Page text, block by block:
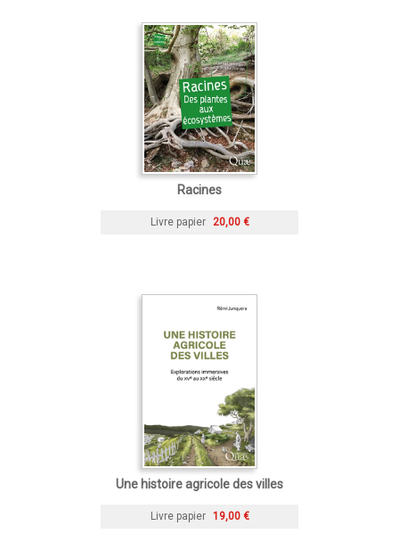
Racines
Livre papier 20,00 €
Une histoire agricole des villes
Livre papier 19,00 €